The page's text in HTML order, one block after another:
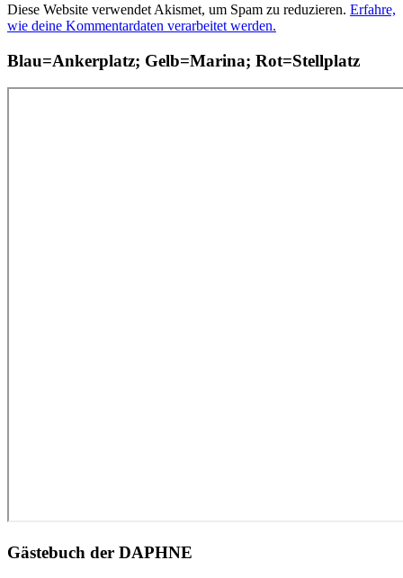
Diese Website verwendet Akismet, um Spam zu reduzieren. Erfahre,
wie deine Kommentardaten verarbeitet werden.
Blau=Ankerplatz; Gelb=Marina; Rot=Stellplatz
Gästebuch der DAPHNE